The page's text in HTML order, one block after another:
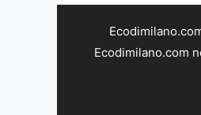
Ecodimilano.com